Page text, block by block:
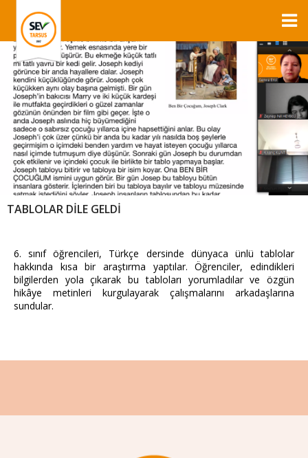
TABLOLAR DİLE GELDİ
6. sınıf öğrencileri, Türkçe dersinde dünyaca ünlü tablolar
hakkında kısa bir araştırma yaptılar. Öğrenciler, edindikleri
bilgilerden yola çıkarak bu tabloları yorumladılar ve özgün
hikâye metinleri kurgulayarak çalışmalarını arkadaşlarına
sundular.